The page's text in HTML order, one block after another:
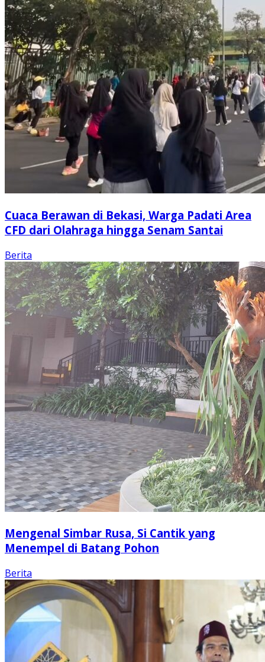
Cuaca Berawan di Bekasi, Warga Padati Area
CFD dari Olahraga hingga Senam Santai
Berita
Mengenal Simbar Rusa, Si Cantik yang
Menempel di Batang Pohon
Berita